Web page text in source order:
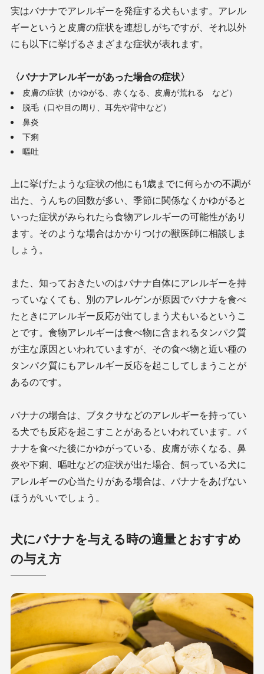
実はバナナでアレルギーを発症する犬もいます。アレル
ギーというと皮膚の症状を連想しがちですが、それ以外
にも以下に挙げるさまざまな症状が表れます。
〈バナナアレルギーがあった場合の症状〉
皮膚の症状（かゆがる、赤くなる、皮膚が荒れる など）
脱毛（口や目の周り、耳先や背中など）
鼻炎
下痢
嘔吐
上に挙げたような症状の他にも1歳までに何らかの不調が
出た、うんちの回数が多い、季節に関係なくかゆがると
いった症状がみられたら食物アレルギーの可能性があり
ます。そのような場合はかかりつけの獣医師に相談しま
しょう。
また、知っておきたいのはバナナ自体にアレルギーを持
っていなくても、別のアレルゲンが原因でバナナを食べ
たときにアレルギー反応が出てしまう犬もいるというこ
とです。食物アレルギーは食べ物に含まれるタンパク質
が主な原因といわれていますが、その食べ物と近い種の
タンパク質にもアレルギー反応を起こしてしまうことが
あるのです。
バナナの場合は、ブタクサなどのアレルギーを持ってい
る犬でも反応を起こすことがあるといわれています。バ
ナナを食べた後にかゆがっている、皮膚が赤くなる、鼻
炎や下痢、嘔吐などの症状が出た場合、飼っている犬に
アレルギーの心当たりがある場合は、バナナをあげない
ほうがいいでしょう。
犬にバナナを与える時の適量とおすすめ
の与え方